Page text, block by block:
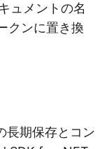
ュメントの名
クンに置き換
長期保存とコン